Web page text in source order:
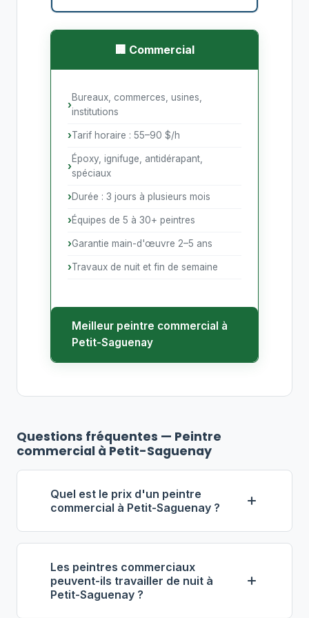
🏢 Commercial
Bureaux, commerces, usines,
institutions
Tarif horaire : 55–90 $/h
Époxy, ignifuge, antidérapant,
spéciaux
Durée : 3 jours à plusieurs mois
Équipes de 5 à 30+ peintres
Garantie main-d'œuvre 2–5 ans
Travaux de nuit et fin de semaine
Meilleur peintre commercial à
Petit-Saguenay
Questions fréquentes — Peintre
commercial à Petit-Saguenay
Quel est le prix d'un peintre
commercial à Petit-Saguenay ?
À Petit-Saguenay, les entrepreneurs en
peinture commerciale facturent
généralement entre55 $ et 90 $ de
l'heurepar peintre. Pour un espace
commercial de 1 000 pi², prévoyez
Les peintres commerciaux
peuvent-ils travailler de nuit à
Petit-Saguenay ?